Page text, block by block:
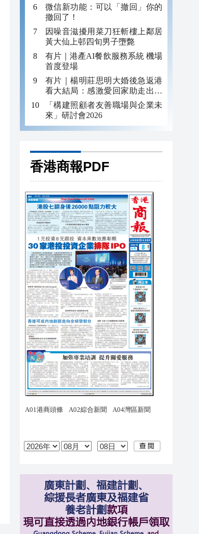
微信新功能：可以「撤回」你的
撤回了！
因噪音滋擾用菜刀狂斬樓上鄰居
黃大仙上邨四旬男子墮斃
有片｜港產AI餐飲服務系統 機場
首度登場
有片｜楊明莊思明大婚後急返港
看大結局：感激愛回家助走出低
谷 不捨大家庭
「構建照顧者友善職場與企業未
來」研討會2026
香港商報PDF